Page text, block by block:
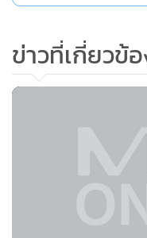
ข่าวที่เกี่ยวข้